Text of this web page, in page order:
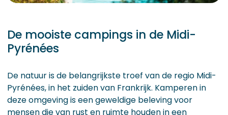
De mooiste campings in de Midi-
Pyrénées
De natuur is de belangrijkste troef van de regio Midi-
Pyrénées, in het zuiden van Frankrijk. Kamperen in
deze omgeving is een geweldige beleving voor
mensen die van rust en ruimte houden in een